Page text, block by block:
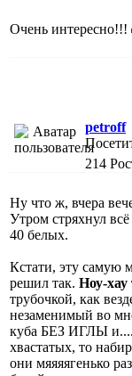
Очень интересно!!!
petroff
214
Ну что ж, вчера
Утром стряхнул
40 белых.
Кстати, эту самую
решил так. Ноу-хау
трубочкой, как
незаменимый во
куба БЕЗ ИГЛЫ
хвастатых, то
они мяяяягенько